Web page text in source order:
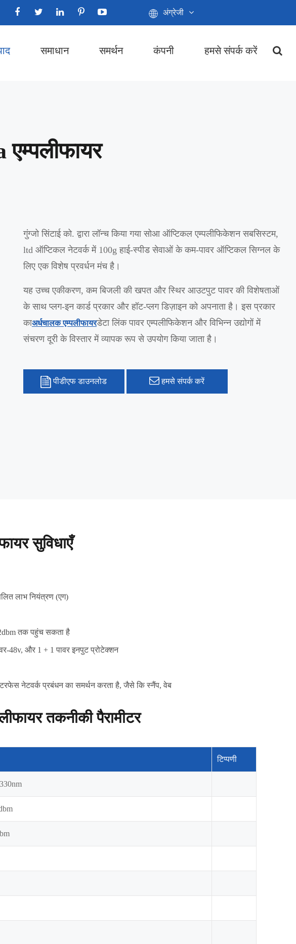
अंग्रेजी
समाधान समर्थन कंपनी हमसे संपर्क करें
गुंग्जो सिंटाई को. द्वारा लॉन्च किया गया सोआ ऑप्टिकल एम्पलीफिकेशन सबसिस्टम,
ltd ऑप्टिकल नेटवर्क में 100g हाई-स्पीड सेवाओं के कम-पावर ऑप्टिकल सिग्नल के
लिए एक विशेष प्रवर्धन मंच है।
यह उच्च एकीकरण, कम बिजली की खपत और स्थिर आउटपुट पावर की विशेषताओं
के साथ प्लग-इन कार्ड प्रकार और हॉट-प्लग डिज़ाइन को अपनाता है। इस प्रकार
काअर्धचालक एम्पलीफायरडेटा लिंक पावर एम्पलीफिकेशन और विभिन्न उद्योगों में
संचरण दूरी के विस्तार में व्यापक रूप से उपयोग किया जाता है।
पीडीएफ डाउनलोड हमसे संपर्क करें
सुविधाएँ
लाभ नियंत्रण (एग)
तक पहुंच सकता है
48v, और 1 + 1 पावर इनपुट प्रोटेक्शन
नेटवर्क प्रबंधन का समर्थन करता है, जैसे कि स्नैंप, वेब
तकनीकी पैरामीटर
टिप्पणी